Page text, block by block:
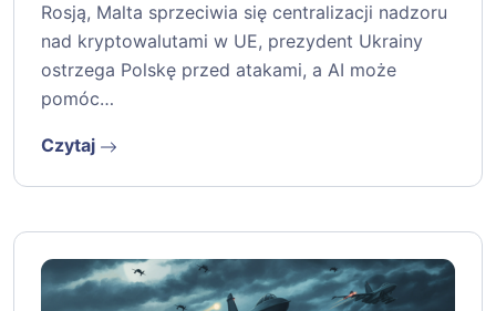
Rosją, Malta sprzeciwia się centralizacji nadzoru
nad kryptowalutami w UE, prezydent Ukrainy
ostrzega Polskę przed atakami, a AI może
pomóc…
Czytaj